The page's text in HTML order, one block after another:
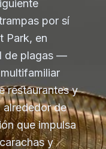
por sí
Park, en
de plagas —
restaurantes y
alrededor de
que impulsa
y